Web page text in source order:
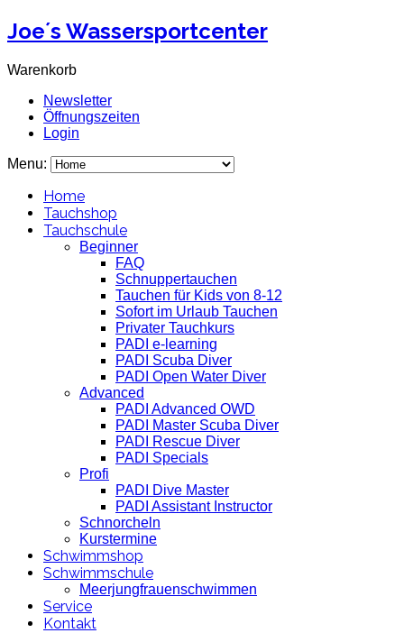
Joe´s Wassersportcenter
Warenkorb
Newsletter
Öffnungszeiten
Login
Menu:
Home
Tauchshop
Tauchschule
Beginner
FAQ
Schnuppertauchen
Tauchen für Kids von 8-12
Sofort im Urlaub Tauchen
Privater Tauchkurs
PADI e-learning
PADI Scuba Diver
PADI Open Water Diver
Advanced
PADI Advanced OWD
PADI Master Scuba Diver
PADI Rescue Diver
PADI Specials
Profi
PADI Dive Master
PADI Assistant Instructor
Schnorcheln
Kurstermine
Schwimmshop
Schwimmschule
Meerjungfrauenschwimmen
Service
Kontakt